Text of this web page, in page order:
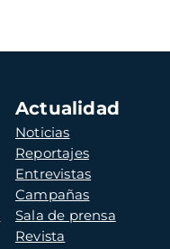
Actualidad
Noticias
Reportajes
Entrevistas
Campañas
Sala de prensa
Revista